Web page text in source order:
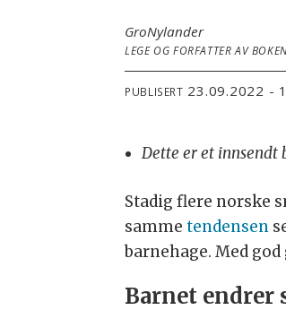
GroNylander
LEGE OG FORFATTER AV
PUBLISERT 23.09.2022 -
Dette er et innsendt
Stadig flere norske
sammetendensen
barnehage. Med
Barnet endrer